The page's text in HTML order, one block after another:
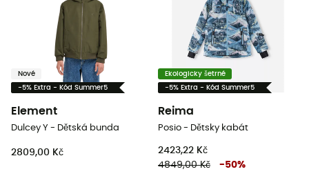
Nové
-5% Extra - Kód Summer5
Element
Dulcey Y - Dětská bunda
2809,00 Kč
Ekologicky šetrné
-5% Extra - Kód Summer5
Reima
Posio - Dětsky kabát
2423,22 Kč
4849,00 Kč
-50%